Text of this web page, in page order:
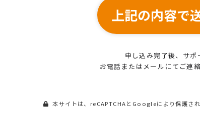
上記の内容で
申し込み完了後、サポ
お電話またはメールにてご連
本サイトは、reCAPTCHAとGoogleにより保護さ